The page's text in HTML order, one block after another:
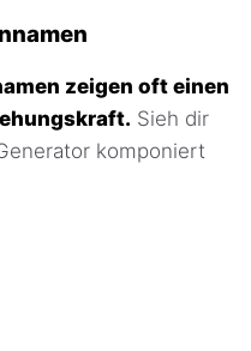
zeigen oft einen
Sieh dir
komponiert